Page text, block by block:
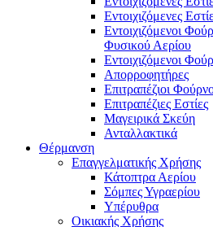
Εντοιχιζόμενες
Εντοιχιζόμενοι
Φυσικού Αερίου
Εντοιχιζόμενοι
Απορροφητήρες
Επιτραπέζιοι
Επιτραπέζιες Εστίες
Μαγειρικά Σκεύη
Ανταλλακτικά
Θέρμανση
Επαγγελματικής Χρήσης
Κάτοπτρα Αερίου
Σόμπες Υγραερίου
Υπέρυθρα
Οικιακής Χρήσης